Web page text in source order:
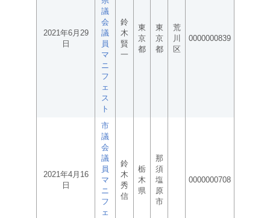
2021年6月29
日
議
会
議
員
マ
ニ
フ
ェ
ス
ト
鈴
木
賢
一
東
京
都
東
京
都
荒
川
区
0000000839
2021年4月16
日
市
議
会
議
員
マ
ニ
フ
ェ
鈴
木
秀
信
栃
木
県
那
須
塩
原
市
0000000708